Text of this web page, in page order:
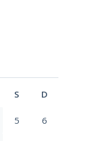
S D
5 6